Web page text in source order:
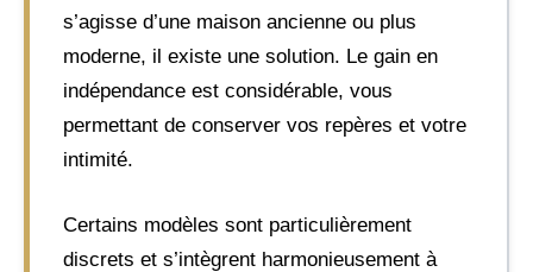
s’agisse d’une maison ancienne ou plus
moderne, il existe une solution. Le gain en
indépendance est considérable, vous
permettant de conserver vos repères et votre
intimité.
Certains modèles sont particulièrement
discrets et s’intègrent harmonieusement à